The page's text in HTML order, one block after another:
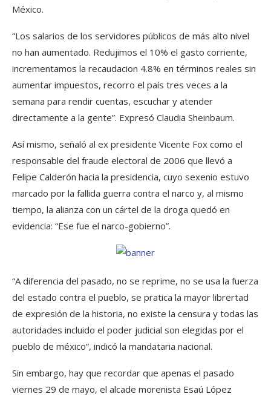
México.
“Los salarios de los servidores públicos de más alto nivel
no han aumentado. Redujimos el 10% el gasto corriente,
incrementamos la recaudacion 4.8% en términos reales sin
aumentar impuestos, recorro el país tres veces a la
semana para rendir cuentas, escuchar y atender
directamente a la gente”. Expresó Claudia Sheinbaum.
Así mismo, señaló al ex presidente Vicente Fox como el
responsable del fraude electoral de 2006 que llevó a
Felipe Calderón hacia la presidencia, cuyo sexenio estuvo
marcado por la fallida guerra contra el narco y, al mismo
tiempo, la alianza con un cártel de la droga quedó en
evidencia: “Ese fue el narco-gobierno”.
“A diferencia del pasado, no se reprime, no se usa la fuerza
del estado contra el pueblo, se pratica la mayor librertad
de expresión de la historia, no existe la censura y todas las
autoridades incluido el poder judicial son elegidas por el
pueblo de méxico”, indicó la mandataria nacional.
Sin embargo, hay que recordar que apenas el pasado
viernes 29 de mayo, el alcade morenista Esaú López